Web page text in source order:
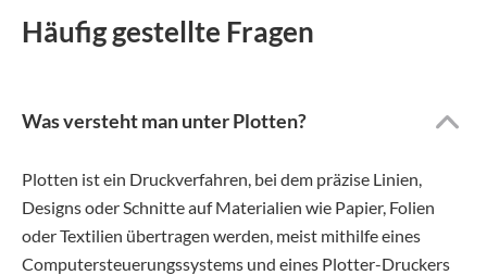
Häufig gestellte Fragen
Was versteht man unter Plotten?
Plotten ist ein Druckverfahren, bei dem präzise Linien,
Designs oder Schnitte auf Materialien wie Papier, Folien
oder Textilien übertragen werden, meist mithilfe eines
Computersteuerungssystems und eines Plotter-Druckers